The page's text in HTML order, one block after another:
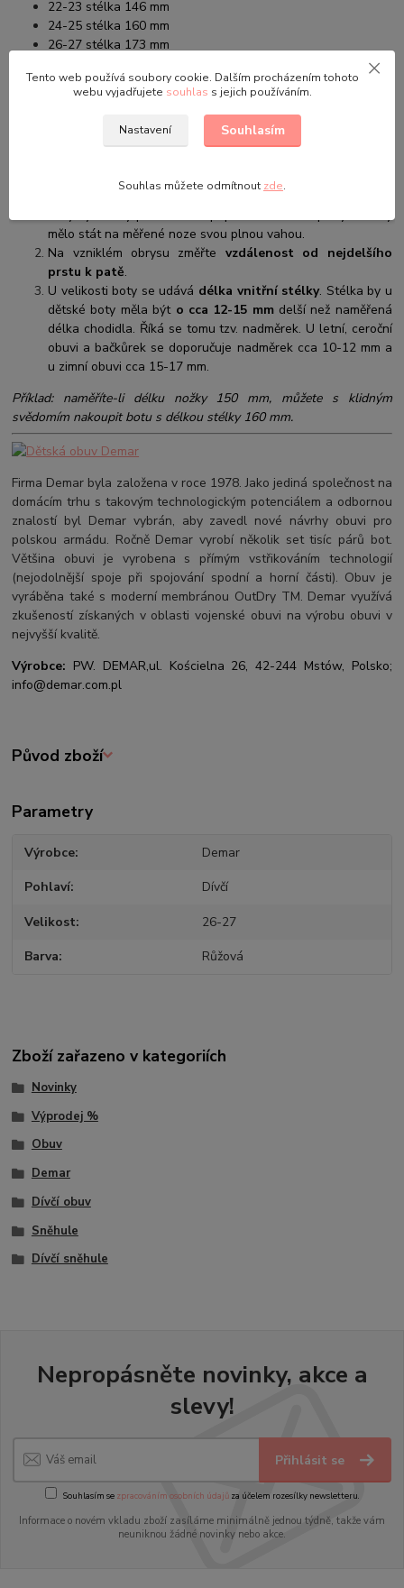
22-23 stélka 146 mm
24-25 stélka 160 mm
26-27 stélka 173 mm
Sněhulky jsou nazouvací se zapínáním na suchý zip. Sněhulky mají
také protiskluzová podrážku, která zajišťuje bezpečnost chůze. Na
sněhulkách ja také reflexní proužek.
Na papír obkreslete obě chodidla dítěte. Při obkreslování by
mělo stát na měřené noze svou plnou vahou.
Na vzniklém obrysu změřte vzdálenost od nejdelšího
prstu k patě.
U velikosti boty se udává délka vnitřní stélky. Stélka by u
dětské boty měla být o cca 12-15 mmdelší než naměřená
délka chodidla. Říká se tomu tzv. nadměrek. U letní, ceroční
obuvi a bačkůrek se doporučuje nadměrek cca 10-12 mm a
u zimní obuvi cca 15-17 mm.
Příklad: naměříte-li délku nožky 150 mm, můžete s klidným
svědomím nakoupit botu s délkou stélky 160 mm.
Firma Demar byla založena v roce 1978. Jako jediná společnost na
domácím trhu s takovým technologickým potenciálem a odbornou
znalostí byl Demar vybrán, aby zavedl nové návrhy obuvi pro
polskou armádu. Ročně Demar vyrobí několik set tisíc párů bot.
Většina obuvi je vyrobena s přímým vstřikováním technologií
(nejodolnější spoje při spojování spodní a horní části). Obuv je
vyráběna také s moderní membránou OutDry TM. Demar využívá
zkušeností získaných v oblasti vojenské obuvi na výrobu obuvi v
nejvyšší kvalitě.
Výrobce: PW. DEMAR,ul. Kościelna 26, 42-244 Mstów, Polsko;
info@demar.com.pl
Původ zboží
Parametry
Výrobce Demar
Pohlaví Dívčí
Velikost 26-27
Barva Růžová
Zboží zařazeno v kategoriích
Novinky
Výprodej %
Obuv
Demar
Dívčí obuv
Sněhule
Dívčí sněhule
Nepropásněte novinky, akce a
slevy!
Přihlásit se
Souhlasím se zpracováním osobních údajůza účelem rozesílky newsletteru.
Informace o novém vkladu zboží zasíláme minimálně jednou týdně, takže vám
neuniknou žádné novinky nebo akce.
Tento web používá soubory cookie. Dalším procházením tohoto
webu vyjadřujete souhlas s jejich používáním.
Nastavení Souhlasím
Souhlas můžete odmítnout zde.